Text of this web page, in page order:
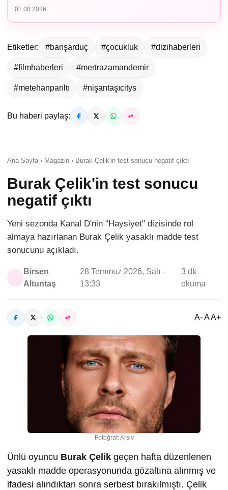
01.08.2026
Etiketler: #barışarduç #çocukluk #dizihaberleri
#filmhaberleri #mertrazamandemir
#metehanparıltı #nişantaşıcitys
Bu haberi paylaş:
Ana Sayfa › Magazin › Burak Çelik'in test sonucu negatif çıktı
Burak Çelik'in test sonucu
negatif çıktı
Yeni sezonda Kanal D'nin "Haysiyet" dizisinde rol
almaya hazırlanan Burak Çelik yasaklı madde test
sonucunu açıkladı.
Birsen
Altuntaş
28 Temmuz 2026, Salı -
13:33
3 dk
okuma
A- A A+
Fotoğraf: Arşiv
Ünlü oyuncu Burak Çelik geçen hafta düzenlenen
yasaklı madde operasyonunda gözaltına alınmış ve
ifadesi alındıktan sonra serbest bırakılmıştı. Çelik